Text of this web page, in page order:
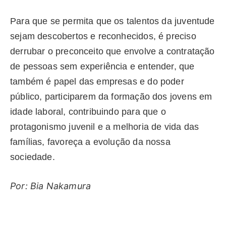
Para que se permita que os talentos da juventude
sejam descobertos e reconhecidos, é preciso
derrubar o preconceito que envolve a contratação
de pessoas sem experiência e entender, que
também é papel das empresas e do poder
público, participarem da formação dos jovens em
idade laboral, contribuindo para que o
protagonismo juvenil e a melhoria de vida das
famílias, favoreça a evolução da nossa
sociedade.
Por: Bia Nakamura